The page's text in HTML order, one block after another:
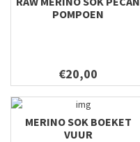
POMPOEN
€20,00
MERINO SOK BOEKET
VUUR